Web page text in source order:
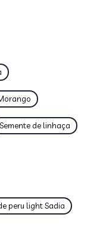
Semente de linhaça
peru light Sadia